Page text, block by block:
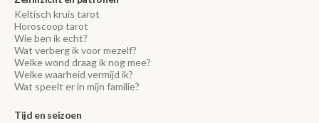
Keltisch kruis tarot
Horoscoop tarot
Wie ben ik echt?
Wat verberg ik voor mezelf?
Welke wond draag ik nog mee?
Welke waarheid vermijd ik?
Wat speelt er in mijn familie?
Tijd en seizoen